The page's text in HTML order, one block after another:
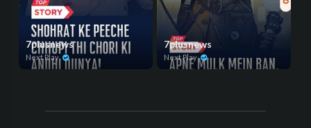
7plusnews
Next Play
7plusnews
Next Play